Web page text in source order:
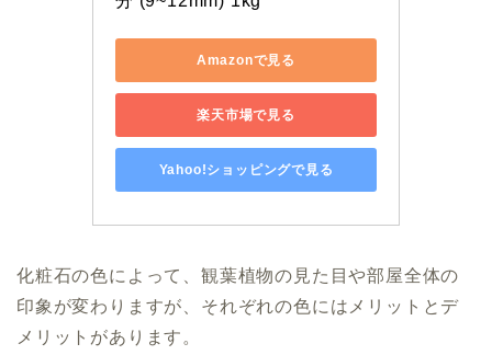
Amazonで見る
楽天市場で見る
Yahoo!ショッピングで見る
化粧石の色によって、観葉植物の見た目や部屋全体の
印象が変わりますが、それぞれの色にはメリットとデ
メリットがあります。